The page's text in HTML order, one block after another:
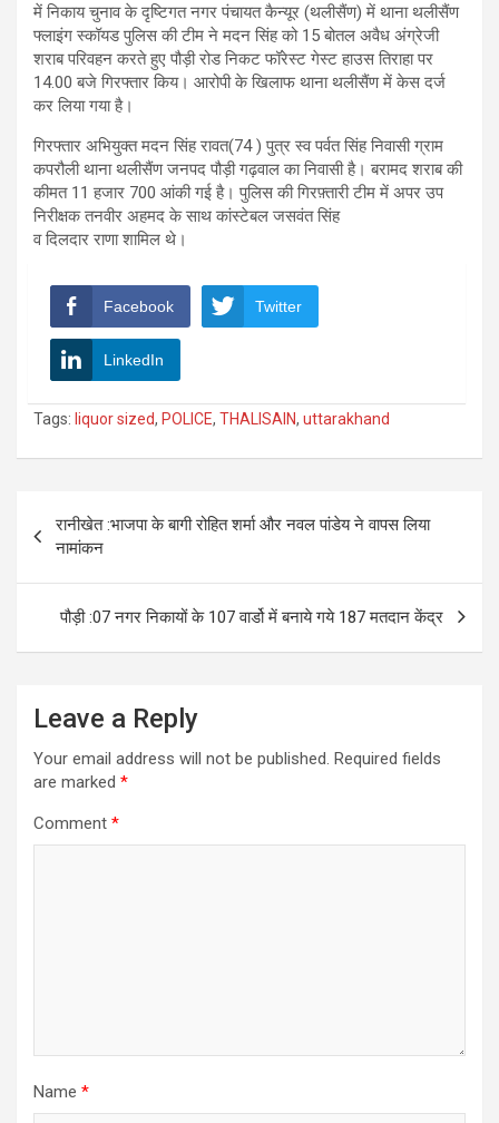
में निकाय चुनाव के दृष्टिगत नगर पंचायत कैन्यूर (थलीसैंण) में थाना थलीसैंण
फ्लाइंग स्कॉयड पुलिस की टीम ने मदन सिंह को 15 बोतल अवैध अंग्रेजी
शराब परिवहन करते हुए पौड़ी रोड निकट फॉरेस्ट गेस्ट हाउस तिराहा पर
14.00 बजे गिरफ्तार किय। आरोपी के खिलाफ थाना थलीसैंण में केस दर्ज
कर लिया गया है।
गिरफ्तार अभियुक्त मदन सिंह रावत(74 ) पुत्र स्व पर्वत सिंह निवासी ग्राम
कपरौली थाना थलीसैंण जनपद पौड़ी गढ़वाल का निवासी है। बरामद शराब की
कीमत 11 हजार 700 आंकी गई है। पुलिस की गिरफ़्तारी टीम में अपर उप
निरीक्षक तनवीर अहमद के साथ कांस्टेबल जसवंत सिंह
व दिलदार राणा शामिल थे।
Facebook Twitter
LinkedIn
Tags: liquor sized, POLICE, THALISAIN, uttarakhand
navigation
रानीखेत :भाजपा के बागी रोहित शर्मा और नवल पांडेय ने वापस लिया
नामांकन
पौड़ी :07 नगर निकायों के 107 वार्डो में बनाये गये 187 मतदान केंद्र
Leave a Reply
Your email address will not be published. Required fields
are marked *
Comment *
Name *